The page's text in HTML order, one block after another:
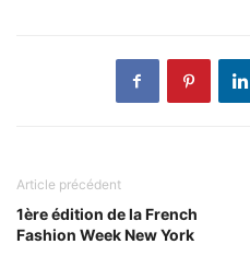
Article précédent
1ère édition de la French
Fashion Week New York